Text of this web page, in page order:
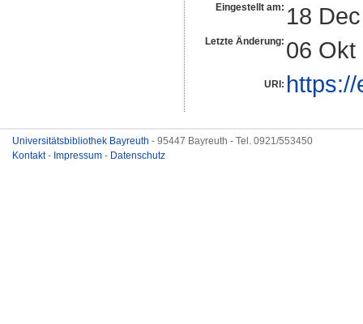
Eingestellt am: 18
Letzte Änderung: 06 Okt
URI:
Universitätsbibliothek Bayreuth - 95447 Bayreuth - Tel. 0921/553450
Kontakt- Impressum - Datenschutz